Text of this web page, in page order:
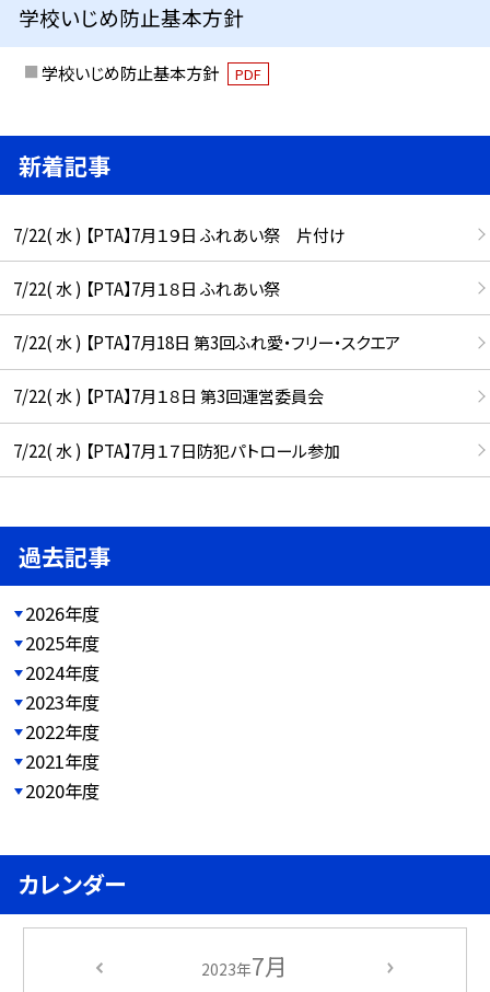
学校いじめ防止基本方針
学校いじめ防止基本方針 PDF
新着記事
7/22( 水 ) 【PTA】7月１９日 ふれあい祭 片付け
7/22( 水 ) 【PTA】7月１８日 ふれあい祭
7/22( 水 ) 【PTA】7月18日 第3回ふれ愛・フリー・スクエア
7/22( 水 ) 【PTA】7月１８日 第3回運営委員会
7/22( 水 ) 【PTA】7月１７日防犯パトロール参加
過去記事
2026年度
2025年度
2024年度
2023年度
2022年度
2021年度
2020年度
カレンダー
2023年7月